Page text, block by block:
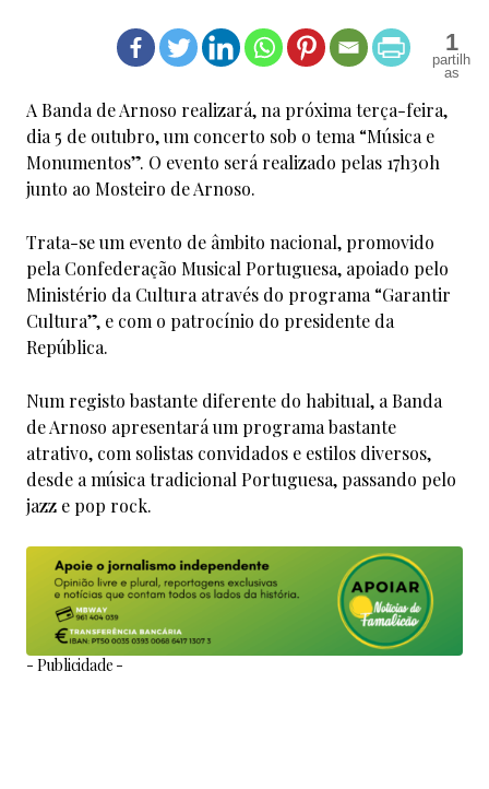
1
A Banda de Arnoso realizará, na próxima terça-feira,
dia 5 de outubro, um concerto sob o tema “Música e
Monumentos”. O evento será realizado pelas 17h30h
junto ao Mosteiro de Arnoso.
Trata-se um evento de âmbito nacional, promovido
pela Confederação Musical Portuguesa, apoiado pelo
Ministério da Cultura através do programa “Garantir
Cultura”, e com o patrocínio do presidente da
República.
Num registo bastante diferente do habitual, a Banda
de Arnoso apresentará um programa bastante
atrativo, com solistas convidados e estilos diversos,
desde a música tradicional Portuguesa, passando pelo
jazz e pop rock.
- Publicidade -